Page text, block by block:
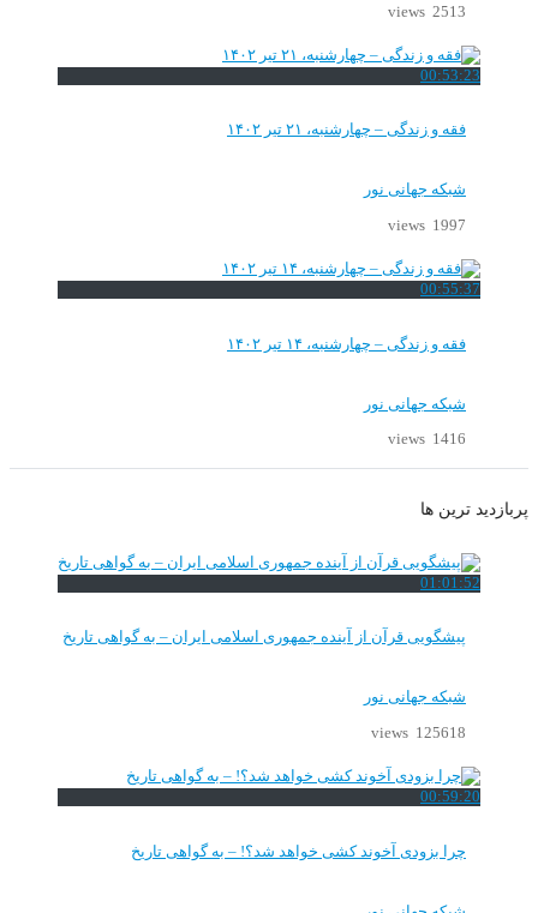
2513 views
00:53:23
فقه و زندگی – چهارشنبه، ۲۱ تیر ۱۴۰۲
شبکه جهانی نور
1997 views
00:55:37
فقه و زندگی – چهارشنبه، ۱۴ تیر ۱۴۰۲
شبکه جهانی نور
1416 views
پربازدید ترین ها
01:01:52
پیشگویی قرآن از آینده جمهوری اسلامی ایران – به گواهی تاریخ
شبکه جهانی نور
125618 views
00:59:20
چرا بزودی آخوند کشی خواهد شد؟! – به گواهی تاریخ